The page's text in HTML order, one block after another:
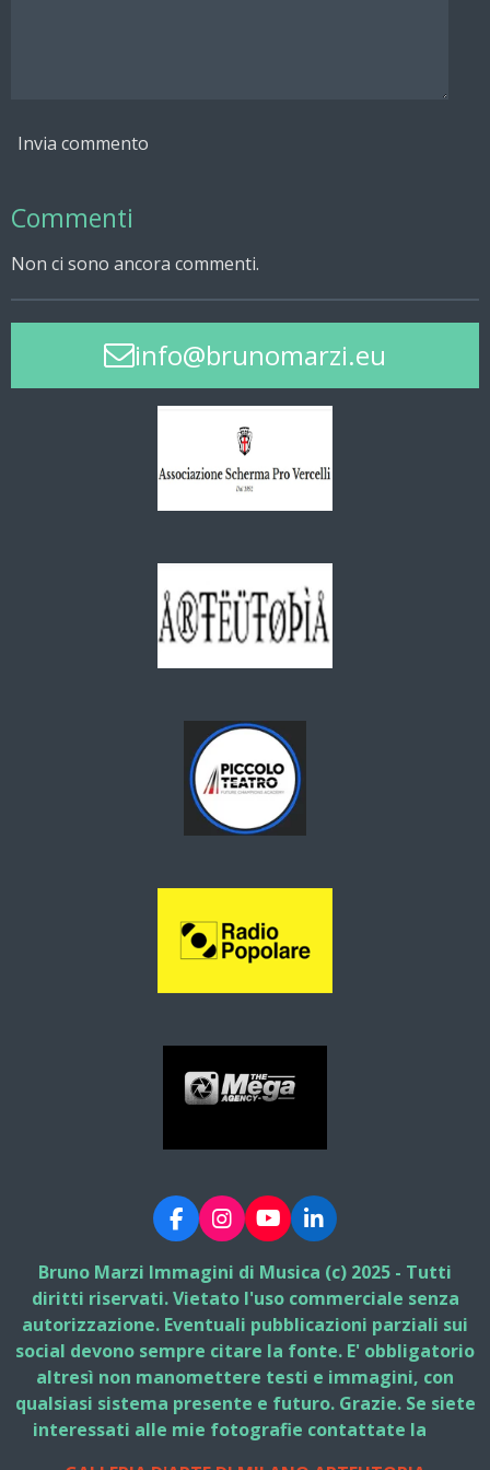
Invia commento
Commenti
Non ci sono ancora commenti.
info@brunomarzi.eu
F
a
c
e
b
o
o
k
I
n
s
t
a
g
r
a
m
Y
o
u
T
u
b
e
L
i
n
k
e
d
I
n
Bruno Marzi Immagini di Musica (c) 2025 - Tutti
diritti riservati. Vietato l'uso commerciale senza
autorizzazione. Eventuali pubblicazioni parziali sui
social devono sempre citare la fonte. E' obbligatorio
altresì non manomettere testi e immagini, con
qualsiasi sistema presente e futuro. Grazie. Se siete
interessati alle mie fotografie contattate la